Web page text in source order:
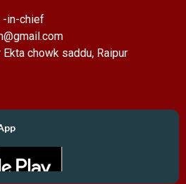
-in-chief
chowk saddu, Raipur